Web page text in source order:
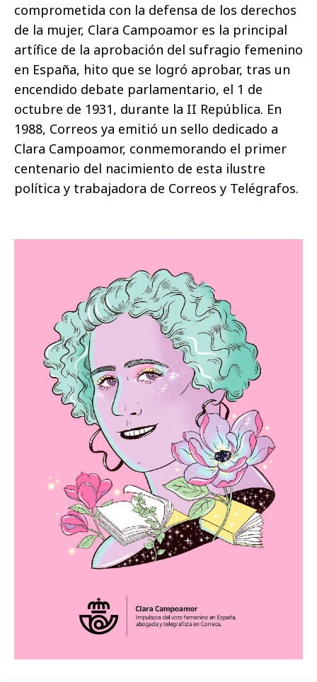
comprometida con la defensa de los derechos
de la mujer, Clara Campoamor es la principal
artífice de la aprobación del sufragio femenino
en España, hito que se logró aprobar, tras un
encendido debate parlamentario, el 1 de
octubre de 1931, durante la II República. En
1988, Correos ya emitió un sello dedicado a
Clara Campoamor, conmemorando el primer
centenario del nacimiento de esta ilustre
política y trabajadora de Correos y Telégrafos.